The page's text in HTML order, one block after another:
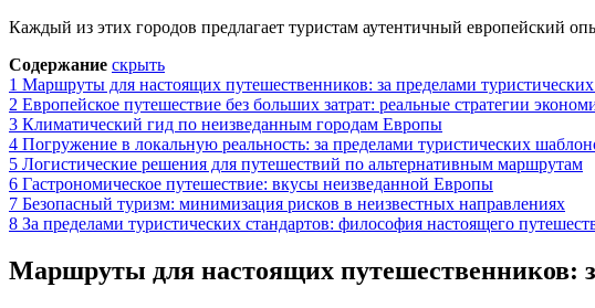
Каждый из этих городов предлагает туристам аутентичный европейский
Содержание скрыть
1 Маршруты для настоящих путешественников: за пределами
2 Европейское путешествие без больших затрат: реальные стратегии
3 Климатический гид по неизведанным городам Европы
4 Погружение в локальную реальность: за пределами туристических
5 Логистические решения для путешествий по альтернативным маршрутам
6 Гастрономическое путешествие: вкусы неизведанной Европы
7 Безопасный туризм: минимизация рисков в неизвестных направлениях
8 За пределами туристических стандартов: философия настоящего
Маршруты для настоящих путешественников: